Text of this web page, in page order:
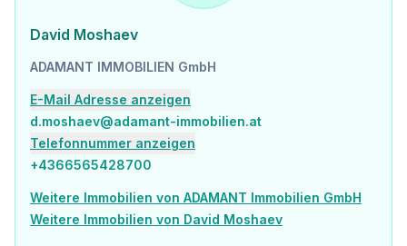
Geschäftsführender Gesellschafter
ADAMANT Immobilien GmbH
📞 066565428700 [tel:066565428700]
🌐 www.adamant-immobilien.at [https://www.adamant-immobilien.at?utm_source=chatgpt.com]
Gerne stehen wir Ihnen für weitere Informationen oder zur Vereinbarung eines Besichtigungstermins jederzeit zur Verfügung.
Die in diesem Exposé enthaltenen Angaben, Informationen, Unterlagen und Pläne wurden uns vom Eigentümer bzw. von Dritten zur Verfügung gestellt. Trotz sorgfältiger Prüfung übernehmen wir keine Gewähr oder Haftung für die Richtigkeit, Vollständigkeit und Aktualität der Angaben. Insbesondere sind Flächenangaben, Ausstattungsmerkmale, Baujahr, Nutzungs- und Genehmigungssituationen sowie sonstige objektrelevante Informationen vom Kauf- bzw. Mietinteressenten eigenständig zu überprüfen. Änderungen, Irrtümer sowie Zwischenverkauf bzw. Zwischenvermietung bleiben vorbehalten. Eine Haftung unseres Büros für Schäden materieller oder immaterieller Art, die aus der Nutzung oder dem Vertrauen auf die bereitgestellten Informationen entstehen, ist – soweit gesetzlich zulässig – ausgeschlossen.
David Moshaev
ADAMANT IMMOBILIEN GmbH
E-Mail Adresse anzeigen
d.moshaev@adamant-immobilien.at
Telefonnummer anzeigen
+4366565428700
Weitere Immobilien von ADAMANT Immobilien GmbH
Weitere Immobilien von David Moshaev